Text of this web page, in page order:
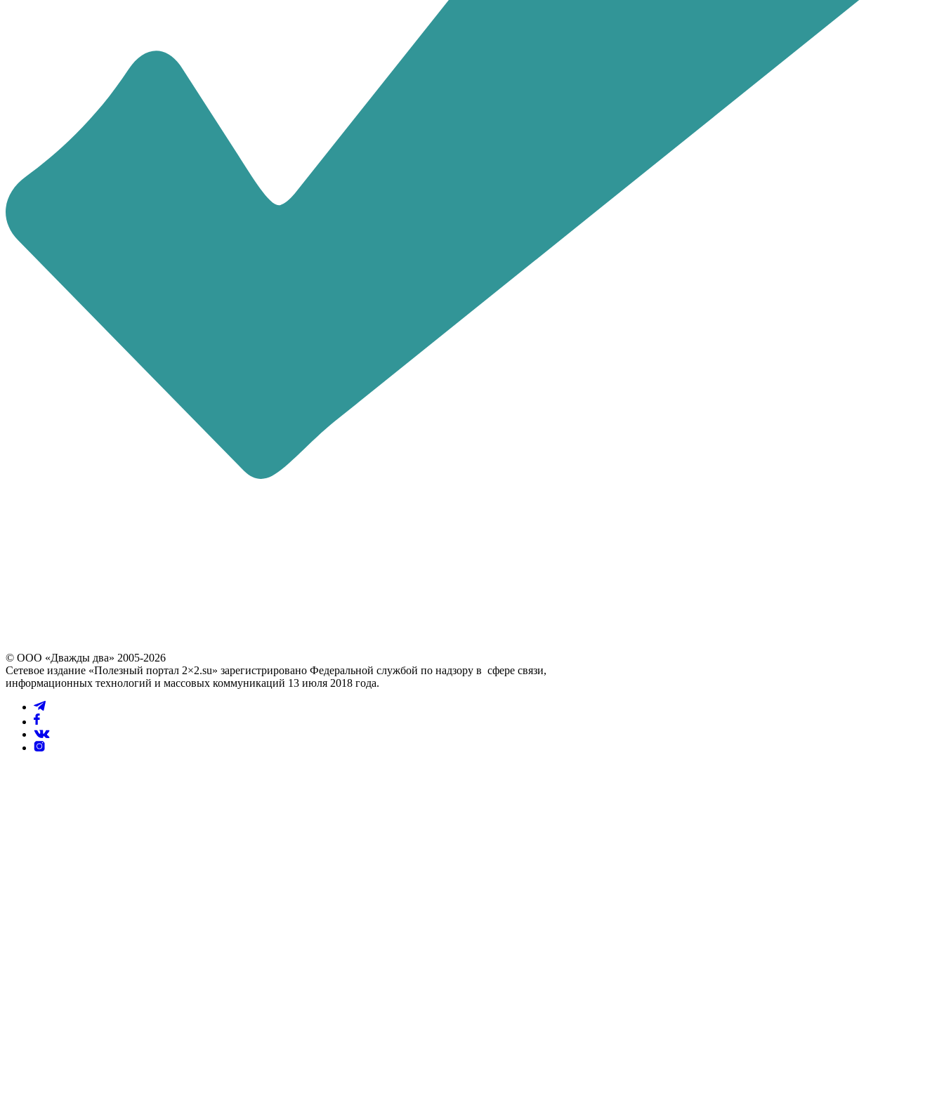
© ООО «Дважды два» 2005-2026
Сетевое издание «Полезный портал 2×2.su» зарегистрировано Федеральной службой по надзору в сфере связи,
информационных технологий и массовых коммуникаций 13 июля 2018 года.